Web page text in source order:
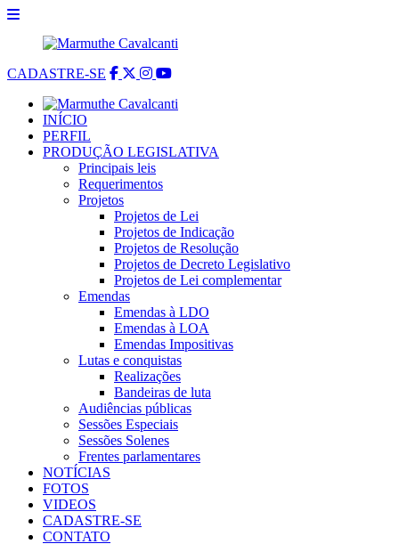
CADASTRE-SE
INÍCIO
PERFIL
PRODUÇÃO LEGISLATIVA
Principais leis
Requerimentos
Projetos
Projetos de Lei
Projetos de Indicação
Projetos de Resolução
Projetos de Decreto Legislativo
Projetos de Lei complementar
Emendas
Emendas à LDO
Emendas à LOA
Emendas Impositivas
Lutas e conquistas
Realizações
Bandeiras de luta
Audiências públicas
Sessões Especiais
Sessões Solenes
Frentes parlamentares
NOTÍCIAS
FOTOS
VIDEOS
CADASTRE-SE
CONTATO